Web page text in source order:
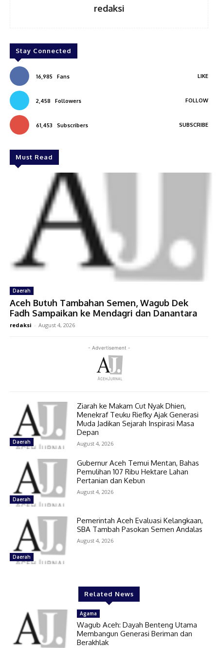
redaksi
Stay Connected
16,985 Fans LIKE
2,458 Followers FOLLOW
61,453 Subscribers SUBSCRIBE
Must Read
Daerah
Aceh Butuh Tambahan Semen, Wagub Dek
Fadh Sampaikan ke Mendagri dan Danantara
redaksi - August 4, 2026
- Advertisement -
Daerah
Ziarah ke Makam Cut Nyak Dhien,
Menekraf Teuku Riefky Ajak Generasi
Muda Jadikan Sejarah Inspirasi Masa
Depan
August 4, 2026
Daerah
Gubernur Aceh Temui Mentan, Bahas
Pemulihan 107 Ribu Hektare Lahan
Pertanian dan Kebun
August 4, 2026
Daerah
Pemerintah Aceh Evaluasi Kelangkaan,
SBA Tambah Pasokan Semen Andalas
August 4, 2026
Related News
Agama
Wagub Aceh: Dayah Benteng Utama
Membangun Generasi Beriman dan
Berakhlak